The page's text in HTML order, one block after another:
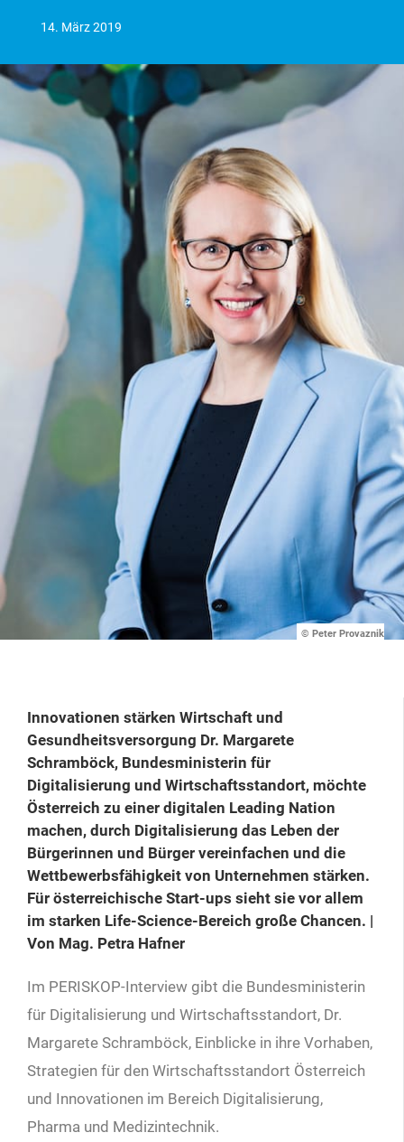
14. März 2019
© Peter Provaznik
Innovationen stärken Wirtschaft und
Gesundheitsversorgung Dr. Margarete
Schramböck, Bundesministerin für
Digitalisierung und Wirtschaftsstandort, möchte
Österreich zu einer digitalen Leading Nation
machen, durch Digitalisierung das Leben der
Bürgerinnen und Bürger vereinfachen und die
Wettbewerbsfähigkeit von Unternehmen stärken.
Für österreichische Start-ups sieht sie vor allem
im starken Life-Science-Bereich große Chancen. |
Von Mag. Petra Hafner
Im PERISKOP-Interview gibt die Bundesministerin
für Digitalisierung und Wirtschaftsstandort, Dr.
Margarete Schramböck, Einblicke in ihre Vorhaben,
Strategien für den Wirtschaftsstandort Österreich
und Innovationen im Bereich Digitalisierung,
Pharma und Medizintechnik.